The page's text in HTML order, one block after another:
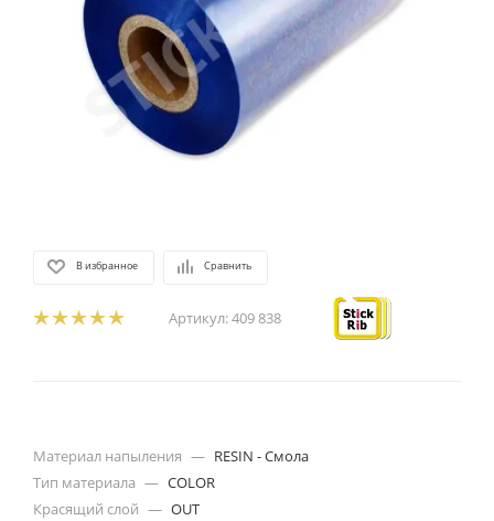
В избранное Сравнить
Артикул:409 838
Материал напыления — RESIN - Смола
Тип материала — COLOR
Красящий слой — OUT